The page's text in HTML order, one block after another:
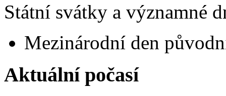
Státní svátky a významné
Mezinárodní den
Aktuální počasí